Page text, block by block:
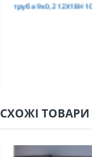
труба 75х1,5,
СХОЖІ ТОВАРИ